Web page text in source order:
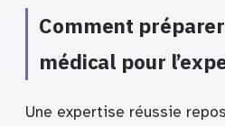
Comment
médical pour
Une expertise réussie